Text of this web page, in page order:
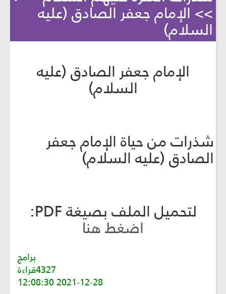
>> الإمام جعفر الصادق (عليه
السلام)
الإمام جعفر الصادق (عليه
السلام)
شذرات من حياة الإمام جعفر
الصادق (عليه السلام)
لتحميل الملف بصيغة PDF:
اضغط هنا
برامج
4327قراءة
2021-12-28 12:08:30